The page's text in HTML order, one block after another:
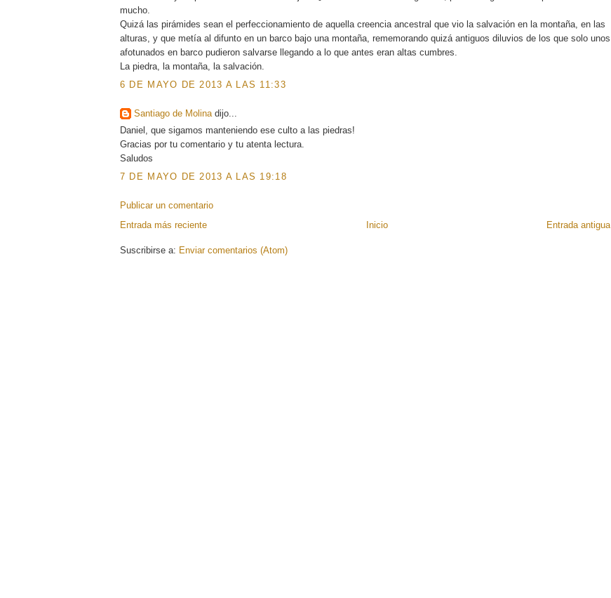
mucho.
Quizá las pirámides sean el perfeccionamiento de aquella creencia ancestral que vio la salvación en la montaña, en las
alturas, y que metía al difunto en un barco bajo una montaña, rememorando quizá antiguos diluvios de los que solo unos
afotunados en barco pudieron salvarse llegando a lo que antes eran altas cumbres.
La piedra, la montaña, la salvación.
6 DE MAYO DE 2013 A LAS 11:33
Santiago de Molinadijo...
Daniel, que sigamos manteniendo ese culto a las piedras!
Gracias por tu comentario y tu atenta lectura.
Saludos
7 DE MAYO DE 2013 A LAS 19:18
Publicar un comentario
Entrada más reciente
Entrada antigua
Inicio
Suscribirse a: Enviar comentarios (Atom)